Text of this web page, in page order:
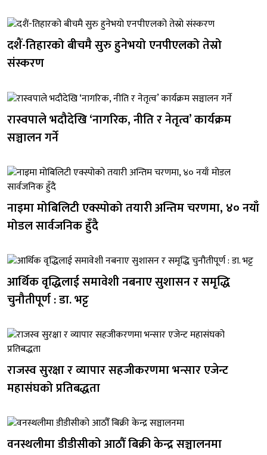
दशैं-तिहारको बीचमै सुरु हुनेभयो एनपीएलको तेस्रो
संस्करण
रास्वपाले भदौदेखि ‘नागरिक, नीति र नेतृत्व’ कार्यक्रम
सञ्चालन गर्ने
नाइमा मोबिलिटी एक्स्पोको तयारी अन्तिम चरणमा, ४० नयाँ
मोडल सार्वजनिक हुँदै
आर्थिक वृद्धिलाई समावेशी नबनाए सुशासन र समृद्धि
चुनौतीपूर्ण : डा. भट्ट
राजस्व सुरक्षा र व्यापार सहजीकरणमा भन्सार एजेन्ट
महासंघको प्रतिबद्धता
वनस्थलीमा डीडीसीको आठौँ बिक्री केन्द्र सञ्चालनमा